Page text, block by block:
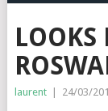
LOOKS
laurent 24/03/